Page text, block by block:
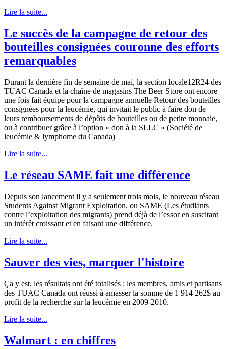
Lire la suite...
Le succès de la campagne de retour des
bouteilles consignées couronne des efforts
remarquables
Durant la dernière fin de semaine de mai, la section locale12R24 des
TUAC Canada et la chaîne de magasins The Beer Store ont encore
une fois fait équipe pour la campagne annuelle Retour des bouteilles
consignées pour la leucémie, qui invitait le public à faire don de
leurs remboursements de dépôts de bouteilles ou de petite monnaie,
ou à contribuer grâce à l’option « don à la SLLC » (Société de
leucémie & lymphome du Canada)
Lire la suite...
Le réseau SAME fait une différence
Depuis son lancement il y a seulement trois mois, le nouveau réseau
Students Against Migrant Exploitation, ou SAME (Les étudiants
contre l’exploitation des migrants) prend déjà de l’essor en suscitant
un intérêt croissant et en faisant une différence.
Lire la suite...
Sauver des vies, marquer l'histoire
Ça y est, les résultats ont été totalisés : les membres, amis et partisans
des TUAC Canada ont réussi à amasser la somme de 1 914 262$ au
profit de la recherche sur la leucémie en 2009-2010.
Lire la suite...
Walmart : en chiffres